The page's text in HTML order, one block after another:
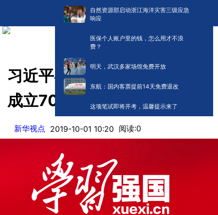
自然资源部启动浙江海洋灾害三级应急
响应
医保个人账户里的钱，怎么用才不浪
费？
明天，武汉多家场馆免费开放
东航：国内客票提前14天免费退改
这项笔试即将开考，温馨提示来了
习近平在庆祝中华人民共和国
成立70周年大会上的讲话
新华视点 2019-10-01 10:20 阅读:0